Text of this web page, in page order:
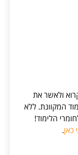
ולאשר את
המקוונת. ללא
הלימוד!
כאן.